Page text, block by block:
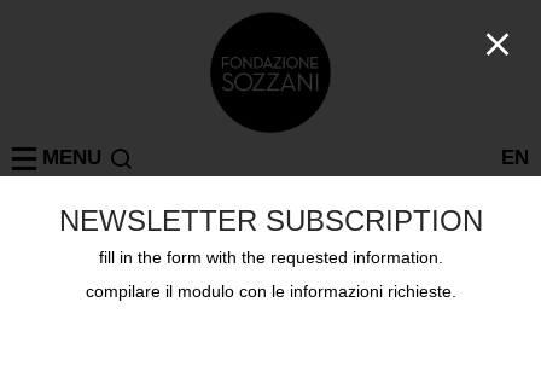
EN
MENU
NORMAN PARKINSON
FOTOGRAFIA
28 nov 2009 - 19 gen 2010
NEWSLETTER SUBSCRIPTION
fill in the form with the requested information.
compilare il modulo con le informazioni richieste.